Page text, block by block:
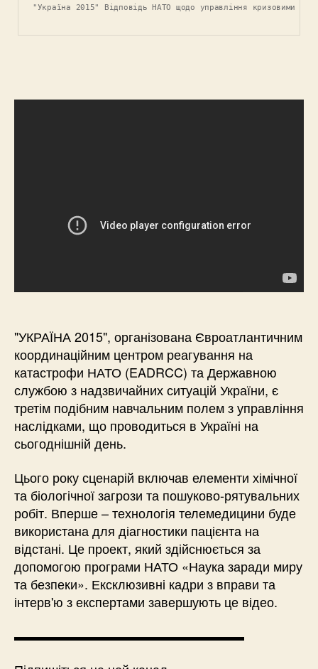
"Україна 2015" Відповідь НАТО щодо управління кризовими
"УКРАЇНА 2015", організована Євроатлантичним
координаційним центром реагування на
катастрофи НАТО (EADRCC) та Державною
службою з надзвичайних ситуацій України, є
третім подібним навчальним полем з управління
наслідками, що проводиться в Україні на
сьогоднішній день.
Цього року сценарій включав елементи хімічної
та біологічної загрози та пошуково-рятувальних
робіт. Вперше – технологія телемедицини буде
використана для діагностики пацієнта на
відстані. Це проект, який здійснюється за
допомогою програми НАТО «Наука заради миру
та безпеки». Ексклюзивні кадри з вправи та
інтерв'ю з експертами завершують це відео.
▬▬▬▬▬▬▬▬▬▬▬▬▬▬▬▬▬▬